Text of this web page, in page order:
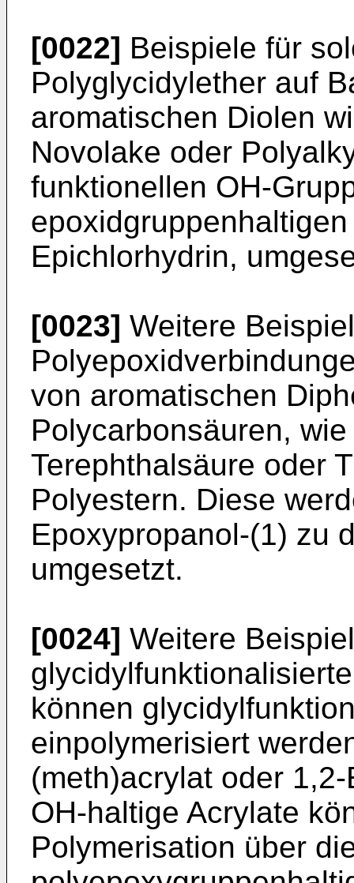
[0022] Beispiele für
Polyglycidylether auf
aromatischen Diolen
Novolake oder
funktionellen OH-
Epichlorhydrin,
[0023] Weitere
von aromatischen
Polycarbonsäuren,
Terephthalsäure oder
Polyestern. Diese
Epoxypropanol-(1) zu
umgesetzt.
[0024] Weitere
können
einpolymerisiert
(meth)acrylat oder
OH-haltige Acrylate
Polymerisation über